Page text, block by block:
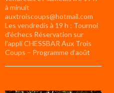
à minuit
auxtroiscoups@hotmail.com
Les vendredis à 19 h : Tournoi
d’échecs Réservation sur
l’appli CHESSBAR Aux Trois
Coups – Programme d’août